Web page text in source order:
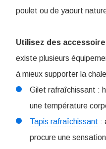
poulet ou de yaourt
Utilisez des
existe plusieurs
à mieux supporter la
Gilet rafraîchissant :
une température
Tapis rafraîchissant :
procure une